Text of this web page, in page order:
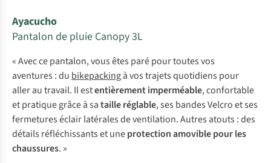
Ayacucho
Pantalon de pluie Canopy 3L
« Avec ce pantalon, vous êtes paré pour toutes vos
aventures : du bikepackingà vos trajets quotidiens pour
aller au travail. Il estentièrement imperméable, confortable
et pratique grâce à sataille réglable, ses bandes Velcro et ses
fermetures éclair latérales de ventilation. Autres atouts : des
détails réfléchissants et uneprotection amovible pour les
chaussures. »